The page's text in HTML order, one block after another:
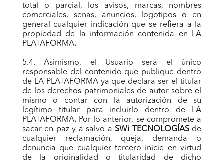
total o parcial, los avisos, marcas, nombres
comerciales, señas, anuncios, logotipos o en
general cualquier indicación que se refiera a la
propiedad de la información contenida en LA
PLATAFORMA.
5.4. Asimismo, el Usuario será el único
responsable del contenido que publique dentro
de LA PLATAFORMA ya que declara ser el titular
de los derechos patrimoniales de autor sobre el
mismo o contar con la autorización de su
legítimo titular para incluirlo dentro de LA
PLATAFORMA.Por lo anterior, se compromete a
sacar en paz y a salvo a SWi TECNOLOGÍASde
cualquier reclamación, queja, demanda o
denuncia que cualquier tercero inicie en virtud
de la originalidad o titularidad de dicho